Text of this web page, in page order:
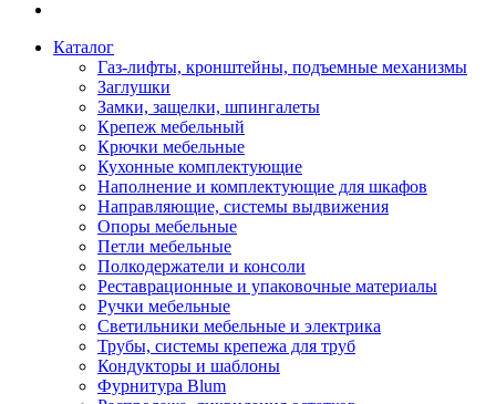
Каталог
Газ-лифты, кронштейны, подъемные механизмы
Заглушки
Замки, защелки, шпингалеты
Крепеж мебельный
Крючки мебельные
Кухонные комплектующие
Наполнение и комплектующие для шкафов
Направляющие, системы выдвижения
Опоры мебельные
Петли мебельные
Полкодержатели и консоли
Реставрационные и упаковочные материалы
Ручки мебельные
Светильники мебельные и электрика
Трубы, системы крепежа для труб
Кондукторы и шаблоны
Фурнитура Blum